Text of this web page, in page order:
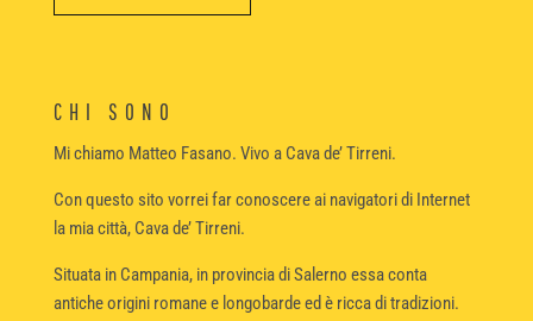
CHI SONO
Mi chiamo Matteo Fasano. Vivo a Cava de’ Tirreni.
Con questo sito vorrei far conoscere ai navigatori di Internet
la mia città, Cava de’ Tirreni.
Situata in Campania, in provincia di Salerno essa conta
antiche origini romane e longobarde ed è ricca di tradizioni.